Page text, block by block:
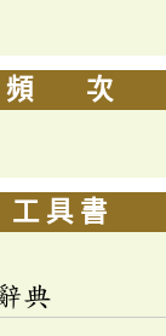
頻 次
工 具 書
典